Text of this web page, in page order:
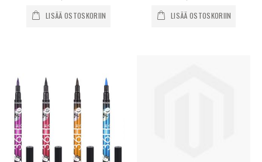
LISÄÄ OSTOSKORIIN LISÄÄ OSTOSKORIIN